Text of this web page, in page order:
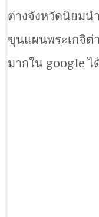
ต่างจังหวัดนิยมน
ขุนแผนพระเกจิต่
มากใน google ไ